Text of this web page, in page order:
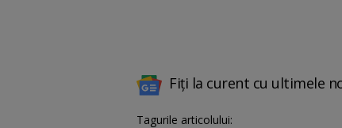
Fiți la curent cu ultimele
Tagurile articolului: